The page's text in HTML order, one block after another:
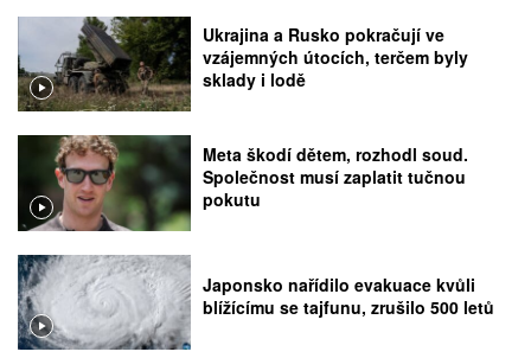
Ukrajina a Rusko pokračují ve
vzájemných útocích, terčem byly
sklady i lodě
Meta škodí dětem, rozhodl soud.
Společnost musí zaplatit tučnou
pokutu
Japonsko nařídilo evakuace kvůli
blížícímu se tajfunu, zrušilo 500 letů